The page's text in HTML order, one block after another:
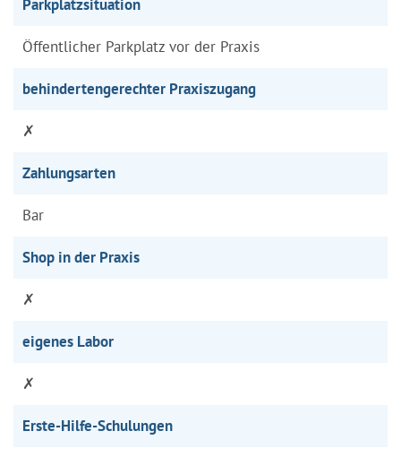
Parkplatzsituation
Öffentlicher Parkplatz vor der Praxis
behindertengerechter Praxiszugang
✗
Zahlungsarten
Bar
Shop in der Praxis
✗
eigenes Labor
✗
Erste-Hilfe-Schulungen